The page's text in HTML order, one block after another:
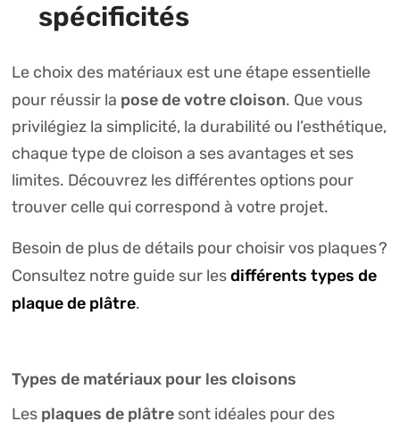
spécificités
Le choix des matériaux est une étape essentielle
pour réussir la pose de votre cloison. Que vous
privilégiez la simplicité, la durabilité ou l’esthétique,
chaque type de cloison a ses avantages et ses
limites. Découvrez les différentes options pour
trouver celle qui correspond à votre projet.
Besoin de plus de détails pour choisir vos plaques ?
Consultez notre guide sur les différents types de
plaque de plâtre.
Types de matériaux pour les cloisons
Les plaques de plâtresont idéales pour des